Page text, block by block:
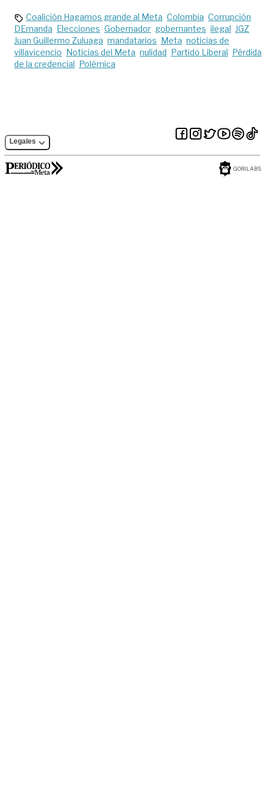
Coalición Hagamos grande al Meta Colombia Corrupción
DEmanda Elecciones Gobernador gobernantes ilegal JGZ
Juan Guillermo Zuluaga mandatarios Meta noticias de
villavicencio Noticias del Meta nulidad Partido Liberal Pérdida
de la credencial Polémica
Legales
GORILABS